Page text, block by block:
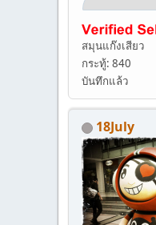
สมุนแก๊งเสียว
กระทู้: 840
บันทึกแล้ว
18July